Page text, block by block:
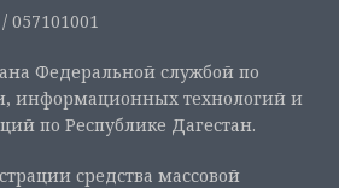
Федеральной службой по
информационных технологий и
по Республике Дагестан.
средства массовой